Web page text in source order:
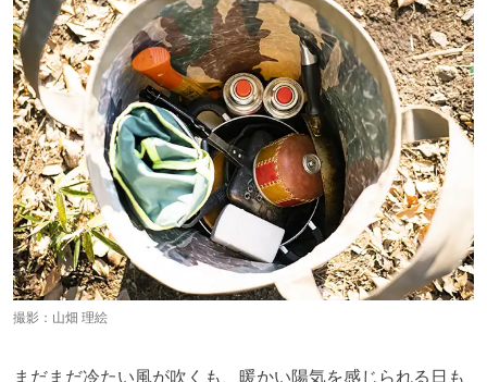
撮影：山畑 理絵
まだまだ冷たい風が吹くも、暖かい陽気を感じられる日も